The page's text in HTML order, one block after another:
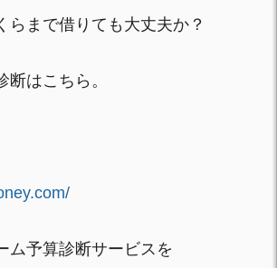
らまで借りても大丈夫か？
断はこちら。
ム予算診断サービスを